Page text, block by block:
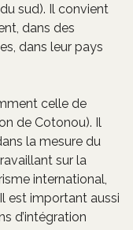
sud). Il convient
dans des
dans leur pays
celle de
de Cotonou). Il
la mesure du
sur la
international,
est important aussi
d’intégration